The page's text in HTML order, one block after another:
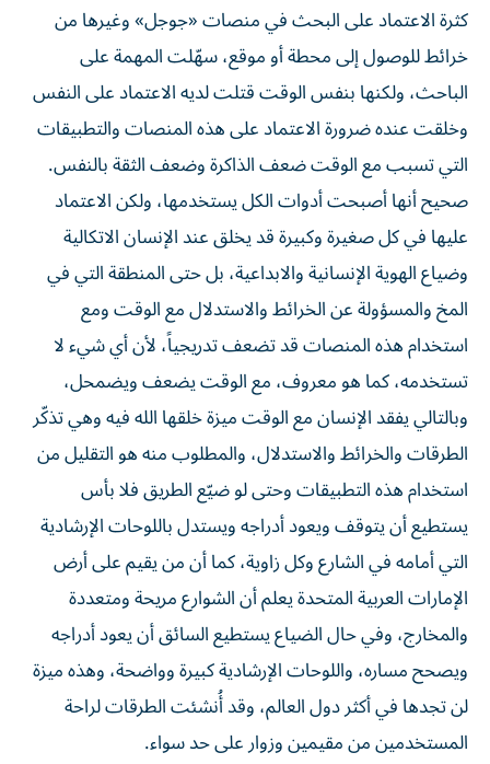
كثرة الاعتماد على البحث في منصات «جوجل» وغيرها من
خرائط للوصول إلى محطة أو موقع، سهّلت المهمة على
الباحث، ولكنها بنفس الوقت قتلت لديه الاعتماد على النفس
وخلقت عنده ضرورة الاعتماد على هذه المنصات والتطبيقات
التي تسبب مع الوقت ضعف الذاكرة وضعف الثقة بالنفس.
صحيح أنها أصبحت أدوات الكل يستخدمها، ولكن الاعتماد
عليها في كل صغيرة وكبيرة قد يخلق عند الإنسان الاتكالية
وضياع الهوية الإنسانية والابداعية، بل حتى المنطقة التي في
المخ والمسؤولة عن الخرائط والاستدلال مع الوقت ومع
استخدام هذه المنصات قد تضعف تدريجياً، لأن أي شيء لا
تستخدمه، كما هو معروف، مع الوقت يضعف ويضمحل،
وبالتالي يفقد الإنسان مع الوقت ميزة خلقها الله فيه وهي تذكّر
الطرقات والخرائط والاستدلال، والمطلوب منه هو التقليل من
استخدام هذه التطبيقات وحتى لو ضيّع الطريق فلا بأس
يستطيع أن يتوقف ويعود أدراجه ويستدل باللوحات الإرشادية
التي أمامه في الشارع وكل زاوية، كما أن من يقيم على أرض
الإمارات العربية المتحدة يعلم أن الشوارع مريحة ومتعددة
والمخارج، وفي حال الضياع يستطيع السائق أن يعود أدراجه
ويصحح مساره، واللوحات الإرشادية كبيرة وواضحة، وهذه ميزة
لن تجدها في أكثر دول العالم، وقد أُنشئت الطرقات لراحة
المستخدمين من مقيمين وزوار على حد سواء.